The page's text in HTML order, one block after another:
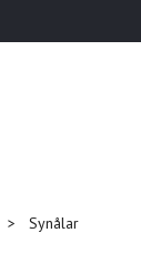
Synålar